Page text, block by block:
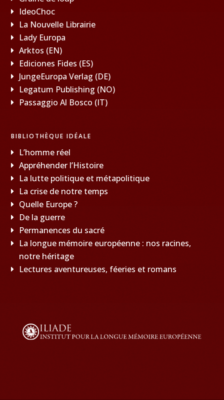
IdeoChoc
La Nouvelle Librairie
Lady Europa
Arktos (EN)
Ediciones Fides (ES)
JungeEuropa Verlag (DE)
Legatum Publishing (NO)
Passaggio Al Bosco (IT)
BIBLIOTHÈQUE IDÉALE
L’homme réel
Appréhender l’Histoire
La lutte politique et métapolitique
La crise de notre temps
Quelle Europe ?
De la guerre
Permanences du sacré
La longue mémoire européenne : nos racines,
notre héritage
Lectures aventureuses, féeries et romans